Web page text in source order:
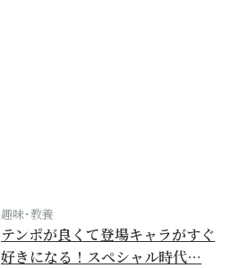
趣味･教養
テンポが良くて登場キャラがすぐ
好きになる！スペシャル時代…